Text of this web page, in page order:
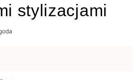
stylizacjami